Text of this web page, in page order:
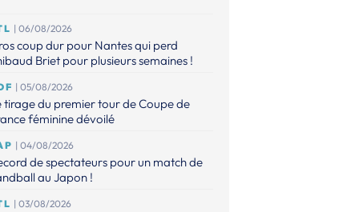
| 06/08/2026
coup dur pour Nantes qui perd
Briet pour plusieurs semaines !
| 05/08/2026
tirage du premier tour de Coupe de
féminine dévoilé
| 04/08/2026
de spectateurs pour un match de
au Japon !
| 03/08/2026